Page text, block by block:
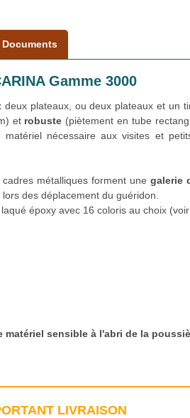
Documents
Gamme 3000
deux plateaux, ou deux plateaux et un
et robuste (piètement en tube
nécessaire aux visites et
métalliques forment une galerie
des déplacement du guéridon.
époxy avec 16 coloris au choix
matériel sensible à l'abri de la
LIVRAISON